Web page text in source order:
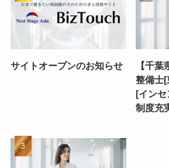
サイトオープンのお知らせ
【千
整備士[
[イン
制度充